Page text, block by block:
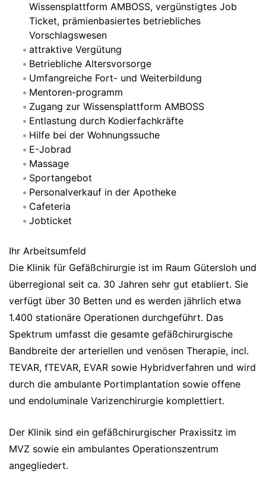
Wissensplattform AMBOSS, vergünstigtes Job
Ticket, prämienbasiertes betriebliches
Vorschlagswesen
attraktive Vergütung
Betriebliche Altersvorsorge
Umfangreiche Fort- und Weiterbildung
Mentoren-programm
Zugang zur Wissensplattform AMBOSS
Entlastung durch Kodierfachkräfte
Hilfe bei der Wohnungssuche
E-Jobrad
Massage
Sportangebot
Personalverkauf in der Apotheke
Cafeteria
Jobticket
Ihr Arbeitsumfeld
Die Klinik für Gefäßchirurgie ist im Raum Gütersloh und
überregional seit ca. 30 Jahren sehr gut etabliert. Sie
verfügt über 30 Betten und es werden jährlich etwa
1.400 stationäre Operationen durchgeführt. Das
Spektrum umfasst die gesamte gefäßchirurgische
Bandbreite der arteriellen und venösen Therapie, incl.
TEVAR, fTEVAR, EVAR sowie Hybridverfahren und wird
durch die ambulante Portimplantation sowie offene
und endoluminale Varizenchirurgie komplettiert.
Der Klinik sind ein gefäßchirurgischer Praxissitz im
MVZ sowie ein ambulantes Operationszentrum
angegliedert.